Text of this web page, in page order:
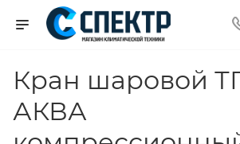
Кран шаровой
АКВА